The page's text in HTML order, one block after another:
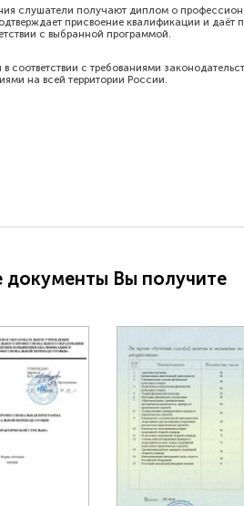
слушатели получают диплом о
присвоение квалификации и даёт
с выбранной программой.
соответствии с требованиями
на всей территории России.
документы Вы получите